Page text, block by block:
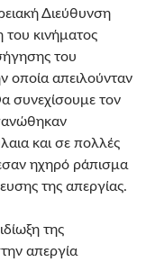
Διεύθυνση
κινήματος
του
οποία απειλούνταν
συνεχίσουμε τον
και σε πολλές
ηχηρό ράπισμα
της απεργίας.
της
απεργία